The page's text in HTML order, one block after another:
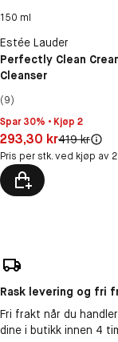
150 ml
Estée Lauder
Perfectly Clean
Cleanser
(9)
Spar 30% • Kjøp 2
Pris: 293,30 kr
293,30 krOriginal pris:
419 kr
Pris per stk. ved kjøp av 2
Rask levering og fri
Fri frakt når du
dine i butikk innen 4